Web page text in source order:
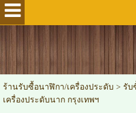
ร้านรับซื้อนาฬิกา/เครื่องประดับ > รับ
เครื่องประดับนาก กรุงเทพฯ